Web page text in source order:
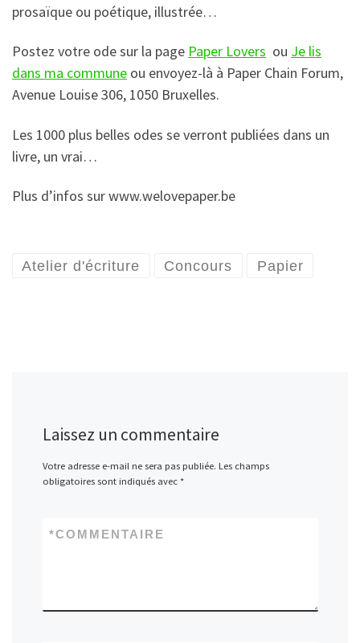
prosaïque ou poétique, illustrée…
Postez votre ode sur la page Paper Lovers ou Je lis
dans ma commune ou envoyez-là à Paper Chain Forum,
Avenue Louise 306, 1050 Bruxelles.
Les 1000 plus belles odes se verront publiées dans un
livre, un vrai…
Plus d’infos sur www.welovepaper.be
Atelier d'écriture Concours Papier
Laissez un commentaire
Votre adresse e-mail ne sera pas publiée. Les champs
obligatoires sont indiqués avec *
COMMENTAIRE
*